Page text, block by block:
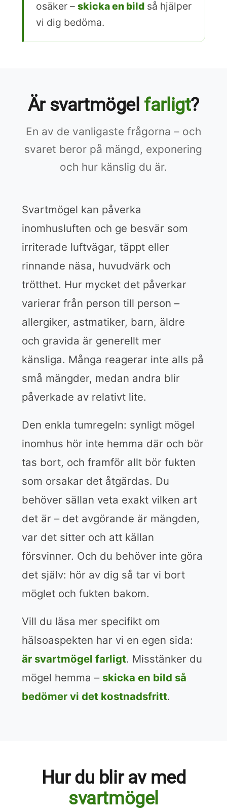
osäker – skicka en bildså hjälper
vi dig bedöma.
Är svartmögel farligt?
En av de vanligaste frågorna – och
svaret beror på mängd, exponering
och hur känslig du är.
Svartmögel kan påverka
inomhusluften och ge besvär som
irriterade luftvägar, täppt eller
rinnande näsa, huvudvärk och
trötthet. Hur mycket det påverkar
varierar från person till person –
allergiker, astmatiker, barn, äldre
och gravida är generellt mer
känsliga. Många reagerar inte alls på
små mängder, medan andra blir
påverkade av relativt lite.
Den enkla tumregeln: synligt mögel
inomhus hör inte hemma där och bör
tas bort, och framför allt bör fukten
som orsakar det åtgärdas. Du
behöver sällan veta exakt vilken art
det är – det avgörande är mängden,
var det sitter och att källan
försvinner. Och du behöver inte göra
det själv: hör av dig så tar vi bort
möglet och fukten bakom.
Vill du läsa mer specifikt om
hälsoaspekten har vi en egen sida:
är svartmögel farligt. Misstänker du
mögel hemma – skicka en bild så
bedömer vi det kostnadsfritt.
Hur du blir av med
svartmögel